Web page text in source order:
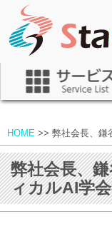
HOME >> 弊社会長、鎌
弊社会長、
ィカルAI学